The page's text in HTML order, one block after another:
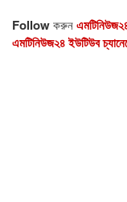
Followকরুন
এমটিনিউজ২৪ ইউটিউব